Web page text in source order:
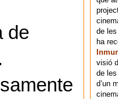
de
de
ha
visió
de
d’un